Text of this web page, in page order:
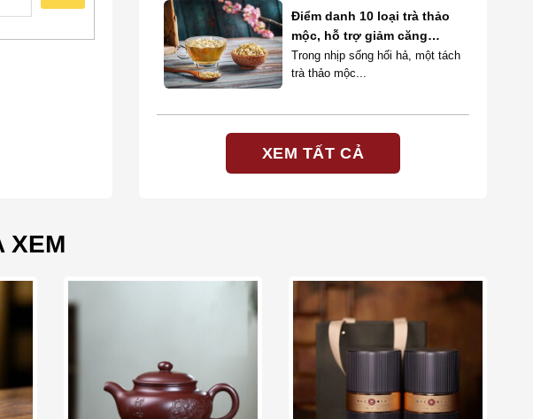
kem, hoặc
kính của các
quà tặng ý
nghiệm pha
trà, tạo nên
những giá trị
Điểm danh 10 loại trà thảo
mộc, hỗ trợ giảm căng
thẳng và tăng cường sức
khỏe
Trong nhịp sống hối hả, một tách
trà thảo mộc...
XEM TẤT CẢ
XEM
Add to wishlist